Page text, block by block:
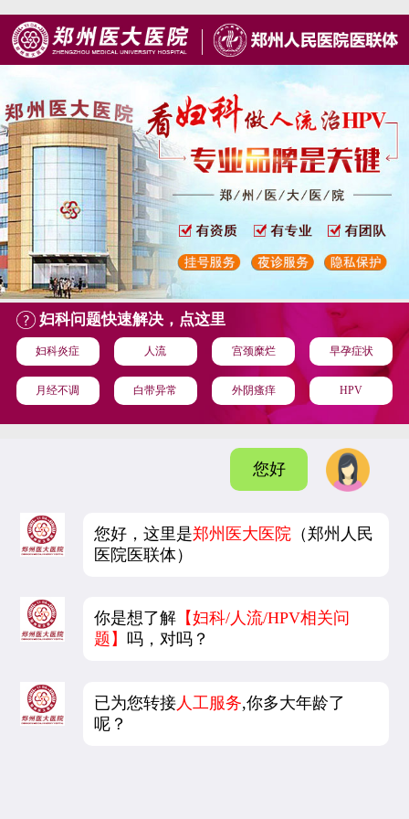
妇科问题快速解决，点这里
妇科炎症 人流 宫颈糜烂 早孕症状
月经不调 白带异常 外阴瘙痒 HPV
您好
您好，这里是郑州医大医院 （郑州人民
医院医联体）
你是想了解 【妇科/人流/HPV相关问
题】吗，对吗？
已为您转接 人工服务,你多大年龄了
呢？